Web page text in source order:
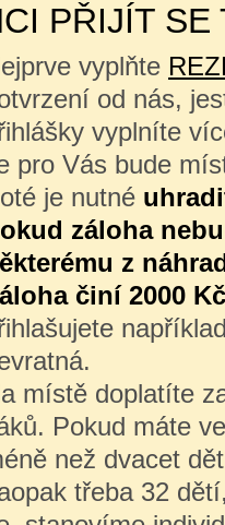
PŘIJÍT SE
vyplňte
od nás,
vyplníte
pro Vás bude
je nutné
záloha
z
činí 2000
místě doplatíte
Pokud máte
než dvacet
třeba 32